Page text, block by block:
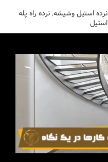
نرده استیل وشیشه,نرده راه پله
استیل